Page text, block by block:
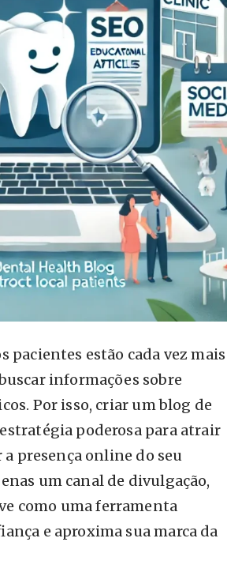
pacientes estão cada vez mais
informações sobre
Por isso, criar um blog de
poderosa para atrair
presença online do seu
um canal de divulgação,
como uma ferramenta
e aproxima sua marca da